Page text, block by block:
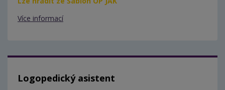
Více informací
Logopedický asistent